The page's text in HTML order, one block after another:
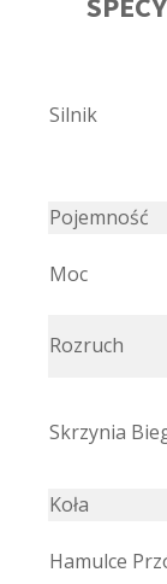
Silnik
Pojemność
Moc
Rozruch
Skrzynia
Koła
Hamulce